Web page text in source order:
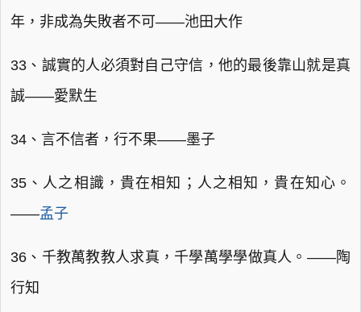
年，非成為失敗者不可——池田大作
33、誠實的人必須對自己守信，他的最後靠山就是真
誠——愛默生
34、言不信者，行不果——墨子
35、人之相識，貴在相知；人之相知，貴在知心。
——孟子
36、千教萬教教人求真，千學萬學學做真人。——陶
行知